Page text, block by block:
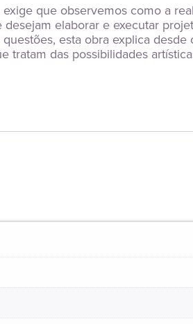
que observemos como a
elaborar e executar
esta obra explica
tratam das possibilidades